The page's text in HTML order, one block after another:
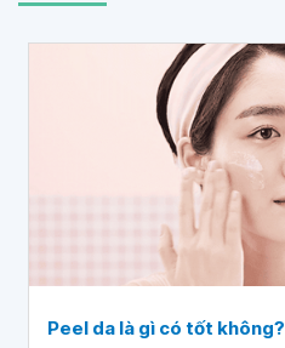
Peel da là gì có tốt không?